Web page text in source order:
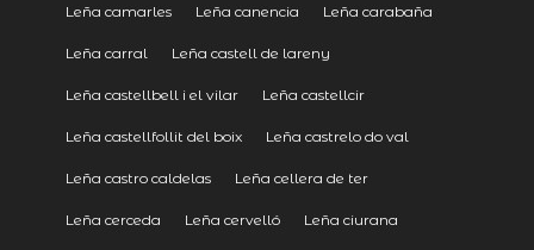
Leña camarles Leña canencia Leña carabaña
Leña carral Leña castell de lareny
Leña castellbell i el vilar Leña castellcir
Leña castellfollit del boix Leña castrelo do val
Leña castro caldelas Leña cellera de ter
Leña cerceda Leña cervelló Leña ciurana